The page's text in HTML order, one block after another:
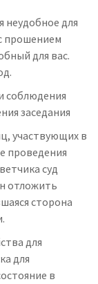
неудобное для
прошением
для вас.
соблюдения
заседания
участвующих в
проведения
суд
отложить
сторона
для
для
в